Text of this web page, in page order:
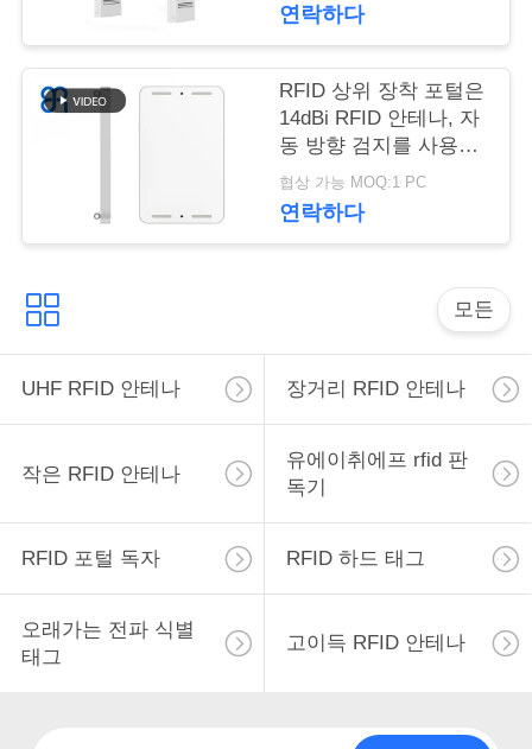
저
희
하
십
시
오
뉴
스
모
연락하다
RFID 상위 장착 포털은
14dBi RFID 안테나, 자
동 방향 검지를 사용합
니다
협상 가능 MOQ:1 PC
연락하다
모든
UHF RFID 안테나 장거리 RFID 안테나
작은 RFID 안테나
유에이취에프 rfid 판
독기
RFID 포털 독자 RFID 하드 태그
오래가는 전파 식별
태그
고이득 RFID 안테나